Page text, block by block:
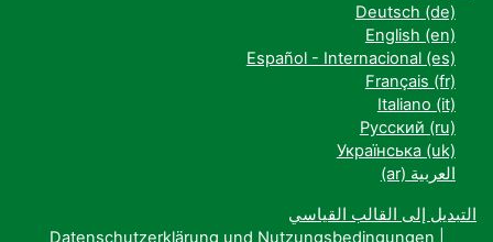
Deutsch ‎(de)‎
English ‎(en)‎
Español - Internacional ‎(es)‎
Français ‎(fr)‎
Italiano ‎(it)‎
Русский ‎(ru)‎
Українська ‎(uk)‎
العربية ‎(ar)‎
التبديل إلى القالب القياسي
Datenschutzerklärung und Nutzungsbedingungen